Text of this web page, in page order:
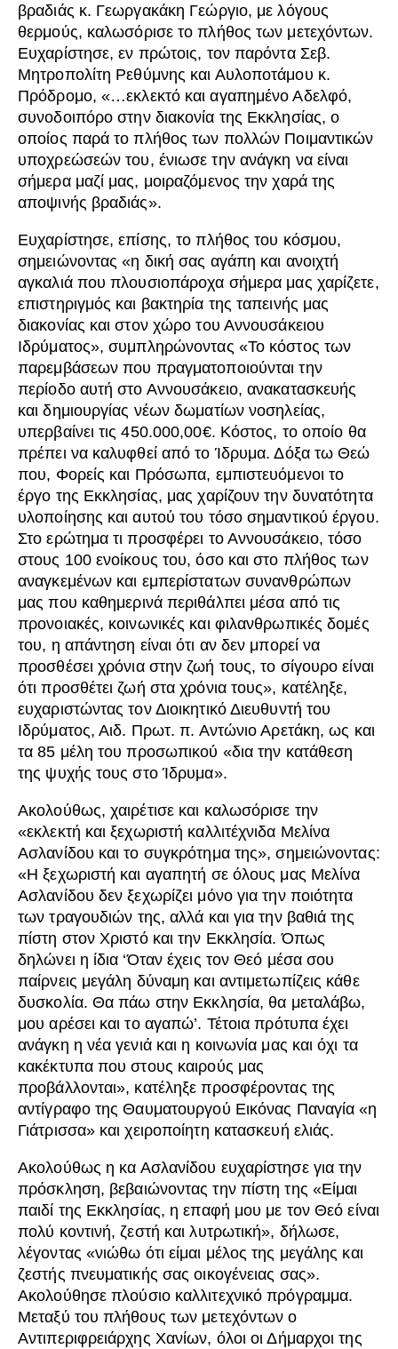
βραδιάς κ. Γεωργακάκη Γεώργιο, με λόγους
θερμούς, καλωσόρισε το πλήθος των μετεχόντων.
Ευχαρίστησε, εν πρώτοις, τον παρόντα Σεβ.
Μητροπολίτη Ρεθύμνης και Αυλοποτάμου κ.
Πρόδρομο, «…εκλεκτό και αγαπημένο Αδελφό,
συνοδοιπόρο στην διακονία της Εκκλησίας, ο
οποίος παρά το πλήθος των πολλών Ποιμαντικών
υποχρεώσεών του, ένιωσε την ανάγκη να είναι
σήμερα μαζί μας, μοιραζόμενος την χαρά της
αποψινής βραδιάς».
Ευχαρίστησε, επίσης, το πλήθος του κόσμου,
σημειώνοντας «η δική σας αγάπη και ανοιχτή
αγκαλιά που πλουσιοπάροχα σήμερα μας χαρίζετε,
επιστηριγμός και βακτηρία της ταπεινής μας
διακονίας και στον χώρο του Αννουσάκειου
Ιδρύματος», συμπληρώνοντας «Το κόστος των
παρεμβάσεων που πραγματοποιούνται την
περίοδο αυτή στο Αννουσάκειο, ανακατασκευής
και δημιουργίας νέων δωματίων νοσηλείας,
υπερβαίνει τις 450.000,00€. Κόστος, το οποίο θα
πρέπει να καλυφθεί από το Ίδρυμα. Δόξα τω Θεώ
που, Φορείς και Πρόσωπα, εμπιστευόμενοι το
έργο της Εκκλησίας, μας χαρίζουν την δυνατότητα
υλοποίησης και αυτού του τόσο σημαντικού έργου.
Στο ερώτημα τι προσφέρει το Αννουσάκειο, τόσο
στους 100 ενοίκους του, όσο και στο πλήθος των
αναγκεμένων και εμπερίστατων συνανθρώπων
μας που καθημερινά περιθάλπει μέσα από τις
προνοιακές, κοινωνικές και φιλανθρωπικές δομές
του, η απάντηση είναι ότι αν δεν μπορεί να
προσθέσει χρόνια στην ζωή τους, το σίγουρο είναι
ότι προσθέτει ζωή στα χρόνια τους», κατέληξε,
ευχαριστώντας τον Διοικητικό Διευθυντή του
Ιδρύματος, Αιδ. Πρωτ. π. Αντώνιο Αρετάκη, ως και
τα 85 μέλη του προσωπικού «δια την κατάθεση
της ψυχής τους στο Ίδρυμα».
Ακολούθως, χαιρέτισε και καλωσόρισε την
«εκλεκτή και ξεχωριστή καλλιτέχνιδα Μελίνα
Ασλανίδου και το συγκρότημα της», σημειώνοντας:
«Η ξεχωριστή και αγαπητή σε όλους μας Μελίνα
Ασλανίδου δεν ξεχωρίζει μόνο για την ποιότητα
των τραγουδιών της, αλλά και για την βαθιά της
πίστη στον Χριστό και την Εκκλησία. Όπως
δηλώνει η ίδια ‘Όταν έχεις τον Θεό μέσα σου
παίρνεις μεγάλη δύναμη και αντιμετωπίζεις κάθε
δυσκολία. Θα πάω στην Εκκλησία, θα μεταλάβω,
μου αρέσει και το αγαπώ’. Τέτοια πρότυπα έχει
ανάγκη η νέα γενιά και η κοινωνία μας και όχι τα
κακέκτυπα που στους καιρούς μας
προβάλλονται», κατέληξε προσφέροντας της
αντίγραφο της Θαυματουργού Εικόνας Παναγία «η
Γιάτρισσα» και χειροποίητη κατασκευή ελιάς.
Ακολούθως η κα Ασλανίδου ευχαρίστησε για την
πρόσκληση, βεβαιώνοντας την πίστη της «Είμαι
παιδί της Εκκλησίας, η επαφή μου με τον Θεό είναι
πολύ κοντινή, ζεστή και λυτρωτική», δήλωσε,
λέγοντας «νιώθω ότι είμαι μέλος της μεγάλης και
ζεστής πνευματικής σας οικογένειας σας».
Ακολούθησε πλούσιο καλλιτεχνικό πρόγραμμα.
Μεταξύ του πλήθους των μετεχόντων ο
Αντιπεριφρειάρχης Χανίων, όλοι οι Δήμαρχοι της